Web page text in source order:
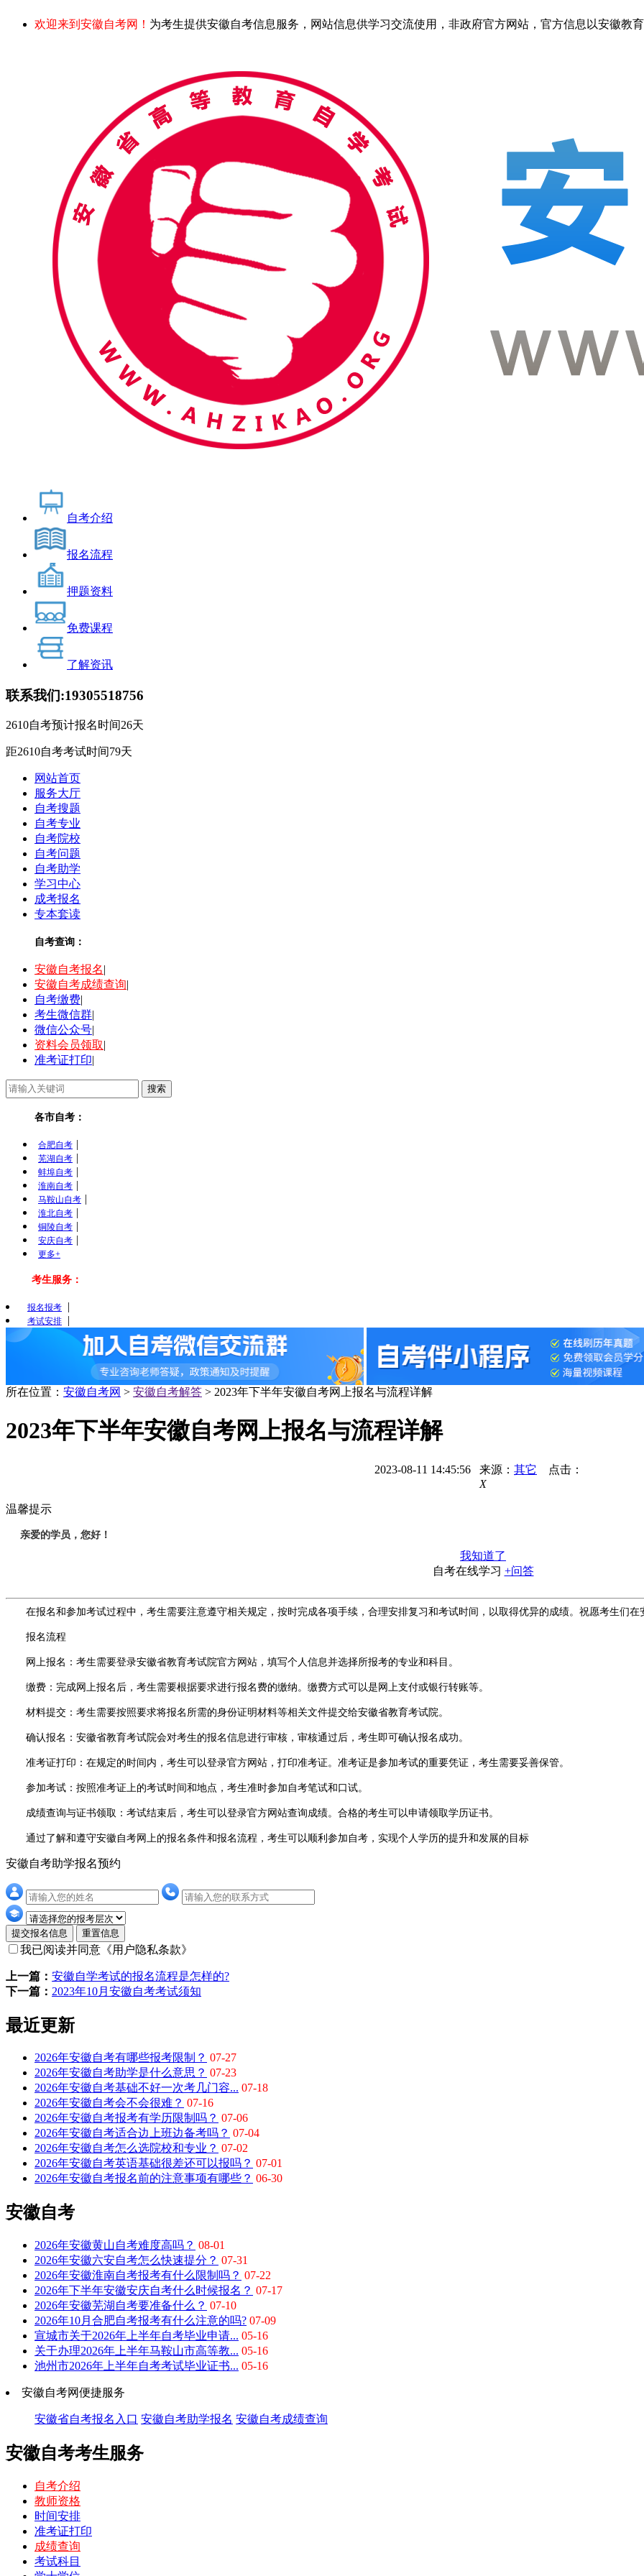
欢迎来到安徽自考网！ 为考生提供安徽自考信息服务，网站信息供学习交流使用，非政府官方网站，官方信息以安徽教育
自考介绍
报名流程
押题资料
免费课程
了解资讯
联系我们:19305518756
2610自考预计报名时间26天
距2610自考考试时间79天
网站首页
服务大厅
自考搜题
自考专业
自考院校
自考问题
自考助学
学习中心
成考报名
专本套读
自考查询：
安徽自考报名|
安徽自考成绩查询|
自考缴费|
考生微信群|
微信公众号|
资料会员领取|
准考证打印|
各市自考：
合肥自考 |
芜湖自考 |
蚌埠自考 |
淮南自考 |
马鞍山自考 |
淮北自考 |
铜陵自考 |
安庆自考 |
更多+
考生服务：
报名报考 |
考试安排 |
所在位置： 安徽自考网 > 安徽自考解答 > 2023年下半年安徽自考网上报名与流程详解
2023年下半年安徽自考网上报名与流程详解
2023-08-11 14:45:56 来源： 其它
点击：
X
温馨提示
亲爱的学员，您好！
我知道了
自考在线学习 +问答
在报名和参加考试过程中，考生需要注意遵守相关规定，按时完成各项手续，合理安排复习和考试时间，以取得优异的成绩。祝愿考生们在
报名流程
网上报名：考生需要登录安徽省教育考试院官方网站，填写个人信息并选择所报考的专业和科目。
缴费：完成网上报名后，考生需要根据要求进行报名费的缴纳。缴费方式可以是网上支付或银行转账等。
材料提交：考生需要按照要求将报名所需的身份证明材料等相关文件提交给安徽省教育考试院。
确认报名：安徽省教育考试院会对考生的报名信息进行审核，审核通过后，考生即可确认报名成功。
准考证打印：在规定的时间内，考生可以登录官方网站，打印准考证。准考证是参加考试的重要凭证，考生需要妥善保管。
参加考试：按照准考证上的考试时间和地点，考生准时参加自考笔试和口试。
成绩查询与证书领取：考试结束后，考生可以登录官方网站查询成绩。合格的考生可以申请领取学历证书。
通过了解和遵守安徽自考网上的报名条件和报名流程，考生可以顺利参加自考，实现个人学历的提升和发展的目标
安徽自考助学报名预约
提交报名信息 重置信息
我已阅读并同意 《用户隐私条款》
上一篇： 安徽自学考试的报名流程是怎样的?
下一篇： 2023年10月安徽自考考试须知
最近更新
2026年安徽自考有哪些报考限制？ 07-27
2026年安徽自考助学是什么意思？ 07-23
2026年安徽自考基础不好一次考几门容... 07-18
2026年安徽自考会不会很难？ 07-16
2026年安徽自考报考有学历限制吗？ 07-06
2026年安徽自考适合边上班边备考吗？ 07-04
2026年安徽自考怎么选院校和专业？ 07-02
2026年安徽自考英语基础很差还可以报吗？ 07-01
2026年安徽自考报名前的注意事项有哪些？ 06-30
安徽自考
2026年安徽黄山自考难度高吗？ 08-01
2026年安徽六安自考怎么快速提分？ 07-31
2026年安徽淮南自考报考有什么限制吗？ 07-22
2026年下半年安徽安庆自考什么时候报名？ 07-17
2026年安徽芜湖自考要准备什么？ 07-10
2026年10月合肥自考报考有什么注意的吗? 07-09
宣城市关于2026年上半年自考毕业申请... 05-16
关于办理2026年上半年马鞍山市高等教... 05-16
池州市2026年上半年自考考试毕业证书... 05-16
安徽自考网便捷服务
安徽省自考报名入口 安徽自考助学报名 安徽自考成绩查询
安徽自考考生服务
自考介绍
教师资格
时间安排
准考证打印
成绩查询
考试科目